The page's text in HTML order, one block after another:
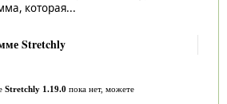
которая...
Stretchly
Stretchly 1.19.0 пока нет, можете